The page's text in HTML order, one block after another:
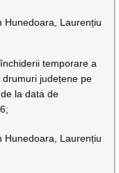
Hunedoara, Laurențiu
temporare a
județene pe
la data de
Hunedoara, Laurențiu